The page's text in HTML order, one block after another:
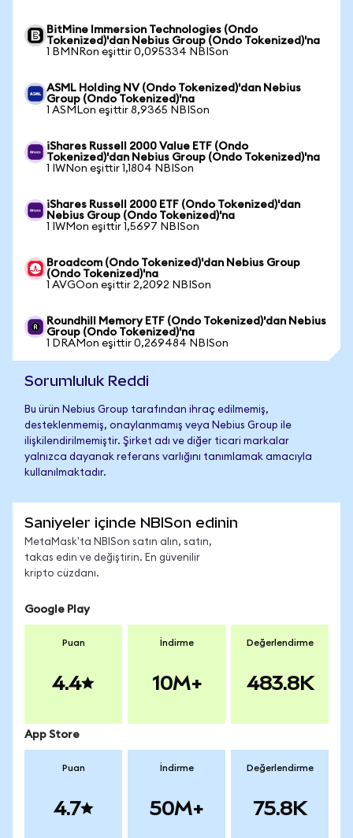
BitMine Immersion Technologies (Ondo
Tokenized)'dan Nebius Group (Ondo Tokenized)'na
1 BMNRon eşittir 0,095334 NBISon
ASML Holding NV (Ondo Tokenized)'dan Nebius
Group (Ondo Tokenized)'na
1 ASMLon eşittir 8,9365 NBISon
iShares Russell 2000 Value ETF (Ondo
Tokenized)'dan Nebius Group (Ondo Tokenized)'na
1 IWNon eşittir 1,1804 NBISon
iShares Russell 2000 ETF (Ondo Tokenized)'dan
Nebius Group (Ondo Tokenized)'na
1 IWMon eşittir 1,5697 NBISon
Broadcom (Ondo Tokenized)'dan Nebius Group
(Ondo Tokenized)'na
1 AVGOon eşittir 2,2092 NBISon
Roundhill Memory ETF (Ondo Tokenized)'dan Nebius
Group (Ondo Tokenized)'na
1 DRAMon eşittir 0,269484 NBISon
Sorumluluk Reddi
Bu ürün Nebius Group tarafından ihraç edilmemiş,
desteklenmemiş, onaylanmamış veya Nebius Group ile
ilişkilendirilmemiştir. Şirket adı ve diğer ticari markalar
yalnızca dayanak referans varlığını tanımlamak amacıyla
kullanılmaktadır.
Saniyeler içinde NBISon edinin
MetaMask'ta NBISon satın alın, satın,
takas edin ve değiştirin. En güvenilir
kripto cüzdanı.
Google Play
Puan
4.4
İndirme
10M+
Değerlendirme
483.8K
App Store
Puan
4.7
İndirme
50M+
Değerlendirme
75.8K